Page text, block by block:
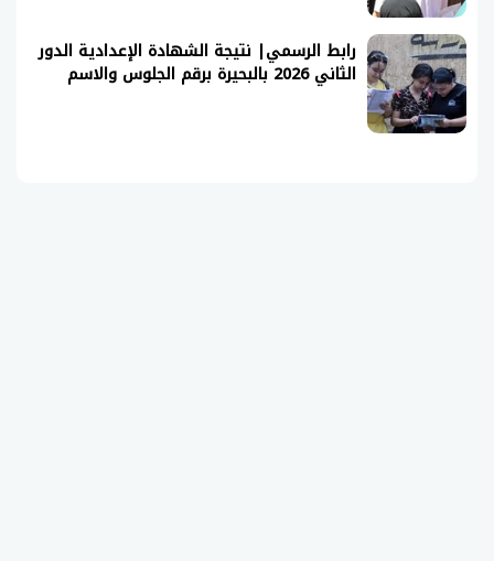
رابط الرسمي| نتيجة الشهادة الإعدادية الدور
الثاني 2026 بالبحيرة برقم الجلوس والاسم